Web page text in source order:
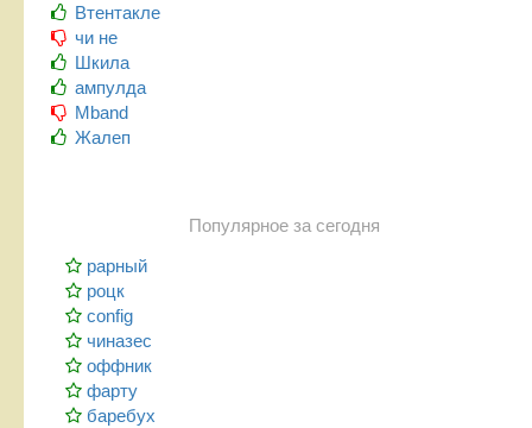
Втентакле
чи не
Шкила
ампулда
Mband
Жалеп
Популярное за сегодня
рарный
роцк
config
чиназес
оффник
фарту
баребух